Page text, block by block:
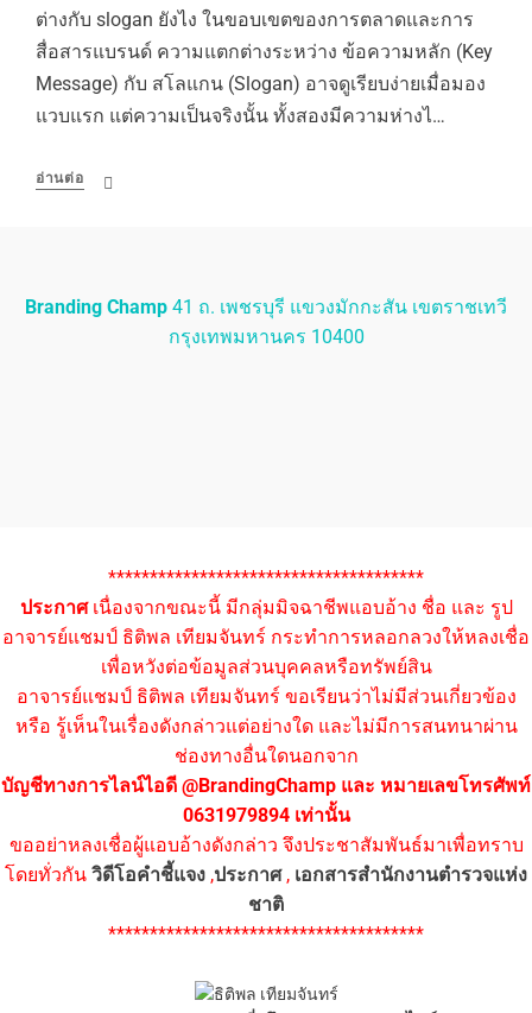
ต่างกับ slogan ยังไง ในขอบเขตของการตลาดและการ
สื่อสารแบรนด์ ความแตกต่างระหว่าง ข้อความหลัก (Key
Message) กับ สโลแกน (Slogan) อาจดูเรียบง่ายเมื่อมอง
แวบแรก แต่ความเป็นจริงนั้น ทั้งสองมีความห่างไ…
อ่านต่อ
Branding Champ 41 ถ. เพชรบุรี แขวงมักกะสัน เขตราชเทวี
กรุงเทพมหานคร 10400
**************************************
ประกาศเนื่องจากขณะนี้ มีกลุ่มมิจฉาชีพแอบอ้าง ชื่อ และ รูป
อาจารย์แชมป์ ธิติพล เทียมจันทร์ กระทำการหลอกลวงให้หลงเชื่อ
เพื่อหวังต่อข้อมูลส่วนบุคคลหรือทรัพย์สิน
อาจารย์แชมป์ ธิติพล เทียมจันทร์ ขอเรียนว่าไม่มีส่วนเกี่ยวข้อง
หรือ รู้เห็นในเรื่องดังกล่าวแต่อย่างใด และไม่มีการสนทนาผ่าน
ช่องทางอื่นใดนอกจาก
บัญชีทางการไลน์ไอดี @BrandingChamp และ หมายเลขโทรศัพท์
0631979894 เท่านั้น
ขออย่าหลงเชื่อผู้แอบอ้างดังกล่าว จึงประชาสัมพันธ์มาเพื่อทราบ
โดยทั่วกัน วิดีโอคำชี้แจง ,ประกาศ, เอกสารสำนักงานตำรวจแห่ง
ชาติ
**************************************